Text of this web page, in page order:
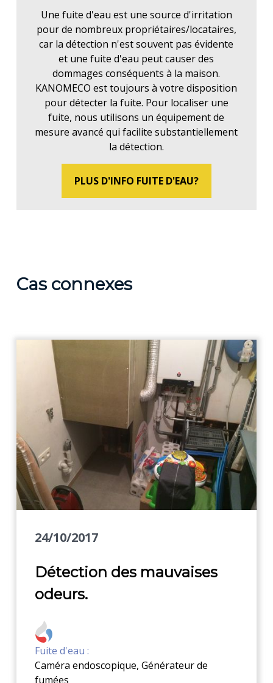
Une fuite d'eau est une source d'irritation
pour de nombreux propriétaires/locataires,
car la détection n'est souvent pas évidente
et une fuite d'eau peut causer des
dommages conséquents à la maison.
KANOMECO est toujours à votre disposition
pour détecter la fuite. Pour localiser une
fuite, nous utilisons un équipement de
mesure avancé qui facilite substantiellement
la détection.
PLUS D'INFO FUITE D'EAU?
Cas connexes
24/10/2017
Détection des mauvaises
odeurs.
Fuite d'eau :
Caméra endoscopique, Générateur de
fumées